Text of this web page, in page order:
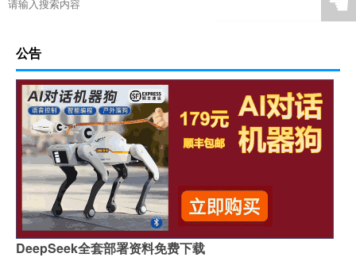
公告
DeepSeek全套部署资料免费下载